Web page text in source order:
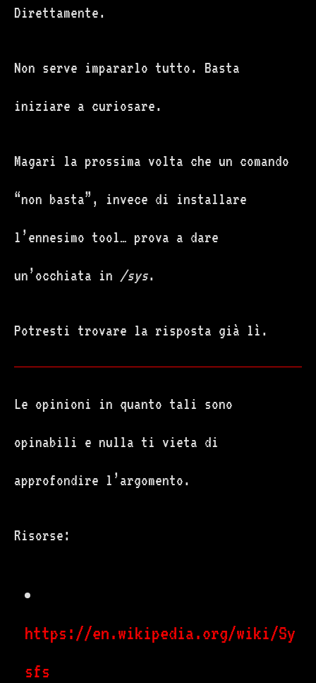
Direttamente.
Non serve impararlo tutto. Basta
iniziare a curiosare.
Magari la prossima volta che un comando
“non basta”, invece di installare
l’ennesimo tool… prova a dare
un’occhiata in /sys.
Potresti trovare la risposta già lì.
Le opinioni in quanto tali sono
opinabili e nulla ti vieta di
approfondire l’argomento.
Risorse:
https://en.wikipedia.org/wiki/Sy
sfs